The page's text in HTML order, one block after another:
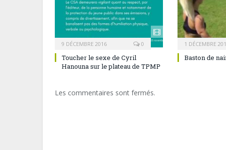
9 DÉCEMBRE 2016 0
Toucher le sexe de Cyril
Hanouna sur le plateau de TPMP
1 DÉCEMBRE
Baston de
Les commentaires sont fermés.